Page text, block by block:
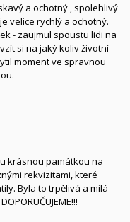
a ochotný , spolehlivý
velice rychlý a ochotný.
- zaujmul spoustu lidi na
si na jaký koliv životní
moment ve spravnou
krásnou památkou na
rekvizitami, které
Byla to trpělivá a milá